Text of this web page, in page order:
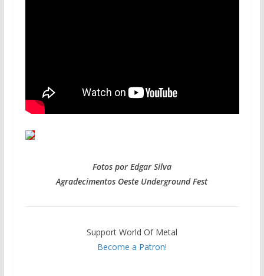
Fotos por Edgar Silva
Agradecimentos Oeste Underground Fest
Support World Of Metal
Become a Patron!